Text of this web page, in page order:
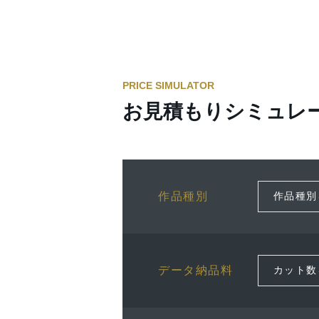
PRICE SIMULATOR
お見積もりシミュレ
作品種別
データ納品料